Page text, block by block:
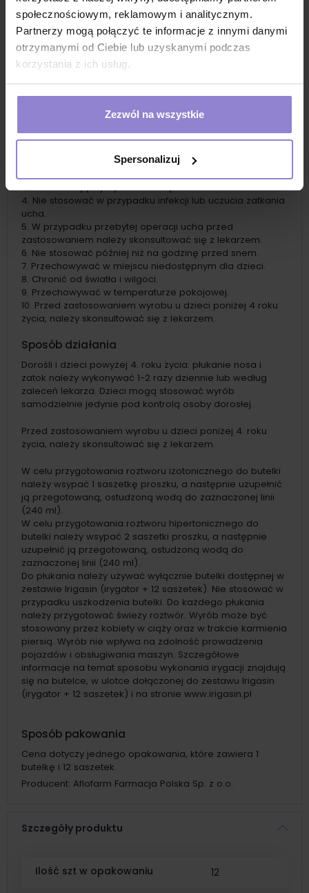
społecznościowym, reklamowym i analitycznym.
Partnerzy mogą połączyć te informacje z innymi danymi
otrzymanymi od Ciebie lub uzyskanymi podczas
korzystania z ich usług.
Zezwól na wszystkie
Spersonalizuj
przed i po zabiegach chirurgicznych nosa i zatok
po ekspozycji na wysokie stężenie pyłu w powietrzu
profilaktycznie dla utrzymania prawidłowej higieny
nosa i zatok
Nie stosować w przypadku nadwrażliwości na chlorek
sodu.
kłaść, żeby pozostałości roztworu nie dostały się do ucha.
uniemożliwiającej wydostanie się roztworu.
Nie stosować w przypadku infekcji lub uczucia zatkania
ucha.
W przypadku przebytej operacji ucha przed
zastosowaniem należy skonsultować się z lekarzem.
Nie stosować później niż na godzinę przed snem.
Przechowywać w miejscu niedostępnym dla dzieci.
Chronić od światła i wilgoci.
Przechowywać w temperaturze pokojowej.
Przed zastosowaniem wyrobu u dzieci poniżej 4 roku
życia, należy skonsultować się z lekarzem.
Sposób działania
Dorośli i dzieci powyżej 4. roku życia: płukanie nosa i
zatok należy wykonywać 1-2 razy dziennie lub według
zaleceń lekarza. Dzieci mogą stosować wyrób
samodzielnie jedynie pod kontrolą osoby dorosłej.
Przed zastosowaniem wyrobu u dzieci poniżej 4. roku
życia, należy skonsultować się z lekarzem.
W celu przygotowania roztworu izotonicznego do butelki
należy wsypać 1 saszetkę proszku, a następnie uzupełnić
ją przegotowaną, ostudzoną wodą do zaznaczonej linii
(240 ml).
W celu przygotowania roztworu hipertonicznego do
butelki należy wsypać 2 saszetki proszku, a następnie
uzupełnić ją przegotowaną, ostudzoną wodą do
zaznaczonej linii (240 ml).
Do płukania należy używać wyłącznie butelki dostępnej w
zestawie Irigasin (irygator + 12 saszetek). Nie stosować w
przypadku uszkodzenia butelki. Do każdego płukania
należy przygotować świeży roztwór. Wyrób może być
stosowany przez kobiety w ciąży oraz w trakcie karmienia
piersią. Wyrób nie wpływa na zdolność prowadzenia
pojazdów i obsługiwania maszyn. Szczegółowe
informacje na temat sposobu wykonania irygacji znajdują
się na butelce, w ulotce dołączonej do zestawu Irigasin
(irygator + 12 saszetek) i na stronie www.irigasin.pl
Sposób pakowania
Cena dotyczy jednego opakowania, które zawiera 1
butelkę i 12 saszetek.
Producent: Aflofarm Farmacja Polska Sp. z o.o.
Szczegóły produktu
Ilość szt w opakowaniu 12